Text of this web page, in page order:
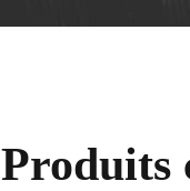
Produits